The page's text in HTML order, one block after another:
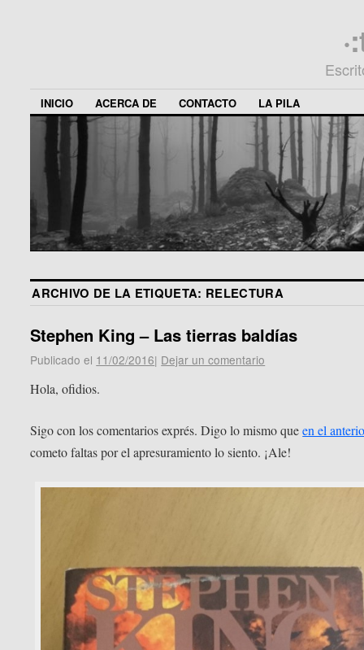
INICIO ACERCA DE CONTACTO LA PILA
ARCHIVO DE LA ETIQUETA: RELECTURA
Stephen King – Las tierras baldías
Publicado el 11/02/2016| Dejar un comentario
Hola, ofidios.
Sigo con los comentarios exprés. Digo lo mismo queen el
cometo faltas por el apresuramiento lo siento. ¡Ale!